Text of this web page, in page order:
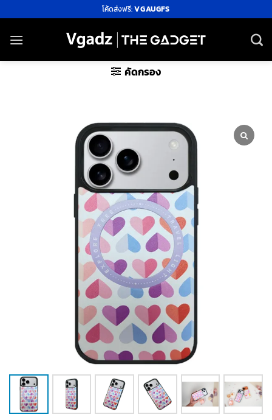
ไป
ยัง
โค้ดส่งฟรี:VGAUGFS
คัดกรอง